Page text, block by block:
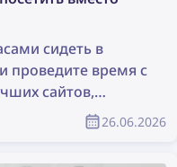
сидеть в
проведите время с
сайтов,
вам скучно — от26.06.2026